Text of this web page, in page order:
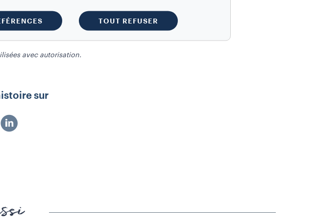
secondes (jusqu’à ce que vos mains gèlent).
avec autorisation.
sur
TOUT REFUSER